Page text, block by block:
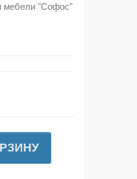
мебели "Софос"